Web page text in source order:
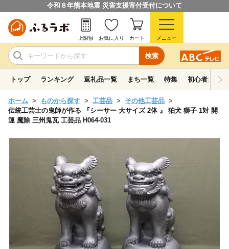
令和８年熊本地震 災害支援寄付受付について
検索
上限額 お気に入り カート メニュー
トップ ランキング 返礼品一覧 まち一覧 特集 初心者ガイド
ホーム ものから探す 工芸品
その他工芸品
伝統工芸士の鬼師が作る 『シーサー 大サイズ 2体 』 狛犬 獅子 1対 開
運 魔除 三州鬼瓦 工芸品 H064-031